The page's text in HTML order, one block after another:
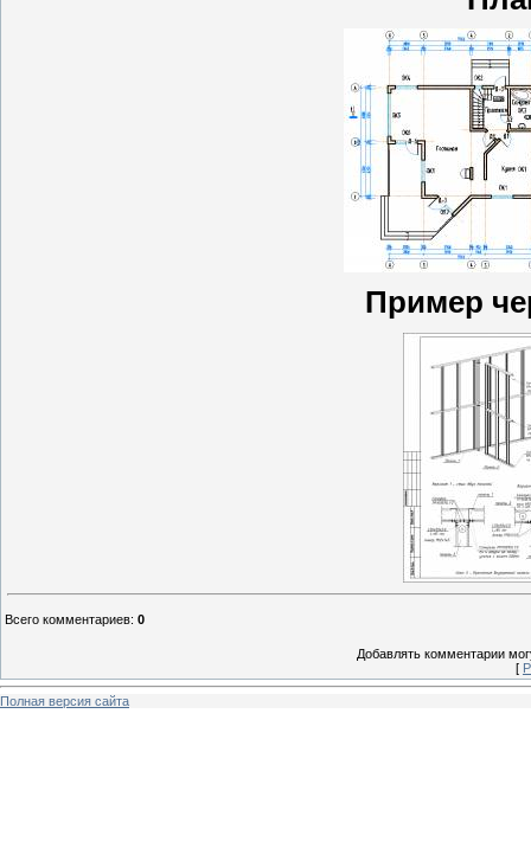
Пример
Всего комментариев: 0
Добавлять комментарии
[
Полная версия сайта